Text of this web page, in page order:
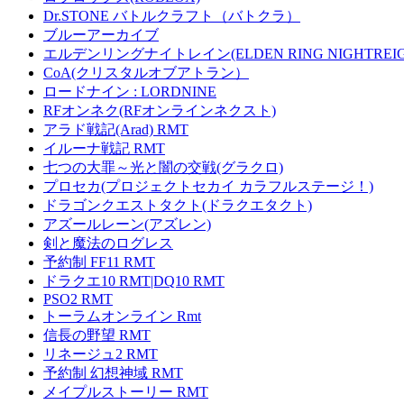
Dr.STONE バトルクラフト（バトクラ）
ブルーアーカイブ
エルデンリングナイトレイン(ELDEN RING
CoA(クリスタルオブアトラン）
ロードナイン : LORDNINE
RFオンネク(RFオンラインネクスト)
アラド戦記(Arad) RMT
イルーナ戦記 RMT
七つの大罪～光と闇の交戦(グラクロ)
プロセカ(プロジェクトセカイ カラフルステージ！)
ドラゴンクエストタクト(ドラクエタクト)
アズールレーン(アズレン)
剣と魔法のログレス
予約制 FF11 RMT
ドラクエ10 RMT|DQ10 RMT
PSO2 RMT
トーラムオンライン Rmt
信長の野望 RMT
リネージュ2 RMT
予約制 幻想神域 RMT
メイプルストーリー RMT